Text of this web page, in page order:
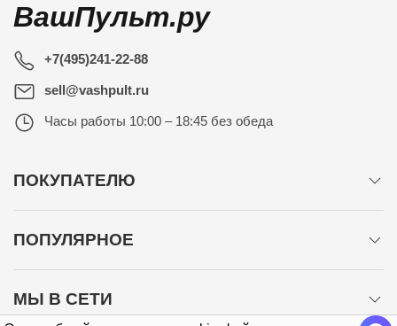
ВашПульт.ру
+7(495)241-22-88
sell@vashpult.ru
Часы работы 10:00 – 18:45 без обеда
ПОКУПАТЕЛЮ
ПОПУЛЯРНОЕ
МЫ В СЕТИ